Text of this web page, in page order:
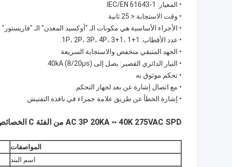
• المعيار: IEC/EN 61643-1.
• وقت الاستجابة < 25 ثانية
• الأجزاء الأساسية هي مكونات الـ "أوكسيد المعدن" الـ "فاريستور"
• عدد الأقطاب: 1P، 2P، 3P، 4P، 3+1، 1+1.
• الجهد المتبقي منخفض والاستجابة السريعة
• التيار الدائري القصير: يصل إلى 40kA (8/20μs).
• تحكم موثوق به
• مع اتصال إشارة عن بعد لجهاز التحكم.
• إشارة الخطأ عن طريق علامة حمراء في نافذة التفتيش.
AC 3P 20KA ~ 40K 275VAC SPD من الفئة C الخصائص التقنية:
المواصفات
اسم البند